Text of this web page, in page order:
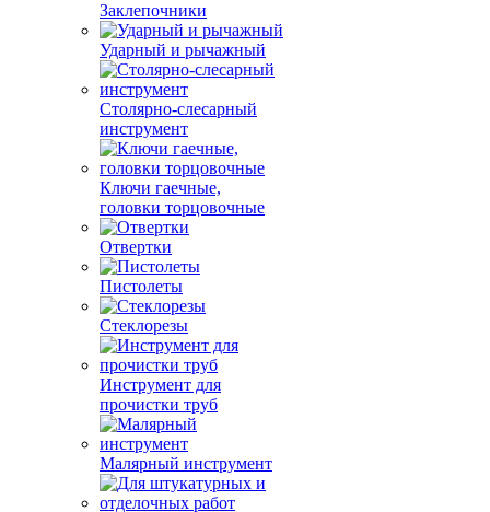
Заклепочники
Ударный и рычажный
Столярно-слесарный
инструмент
Ключи гаечные,
головки торцовочные
Отвертки
Пистолеты
Стеклорезы
Инструмент для
прочистки труб
Малярный инструмент